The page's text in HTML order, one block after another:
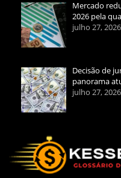
Mercado
2026 pela
julho 27, 2026
Decisão de
panorama
julho 27, 2026